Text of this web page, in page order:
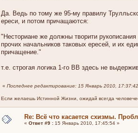
Да. Ведь по тому же 95-му правилу
ереси, и потом причащаются:
"Несториане же должны творити
прочих начальников таковых epeceй, и их
причащение."
т.е. строгая логика 1-го ВВ здесь не
« Последнее редактирование: 15 Январь 2010,
Если желаешь Истинной Жизни, ожидай всегда
Re: Всё что касается схизмы.
« Ответ #9 : 15 Январь 2010, 17:45:54 »